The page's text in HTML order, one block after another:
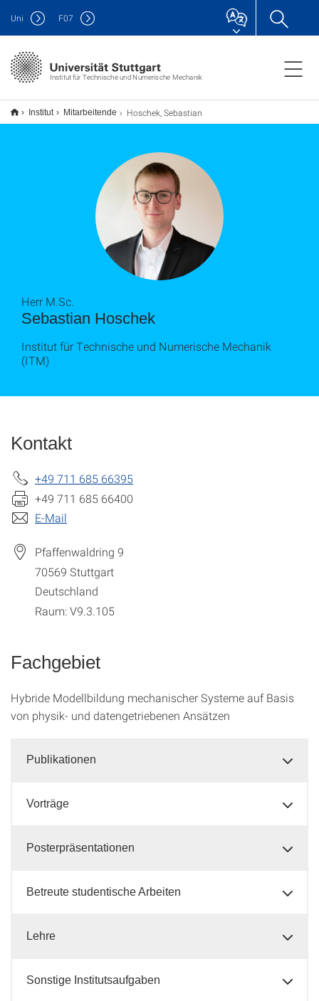
Institut für Technische und Numerische Mechanik
Uni F07
Institut Mitarbeitende Hoschek, Sebastian
Sebastian Hoschek
Herr M.Sc.
Institut für Technische und Numerische Mechanik
(ITM)
Kontakt
+49 711 685 66395
+49 711 685 66400
E-Mail
Pfaffenwaldring 9
70569 Stuttgart
Deutschland
Raum: V9.3.105
Fachgebiet
Hybride Modellbildung mechanischer Systeme auf Basis
von physik- und datengetriebenen Ansätzen
Publikationen
Vorträge
Posterpräsentationen
Betreute studentische Arbeiten
Lehre
Sonstige Institutsaufgaben